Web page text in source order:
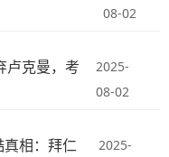
08-02
卢克曼，考
2025-
08-02
相：拜仁
2025-